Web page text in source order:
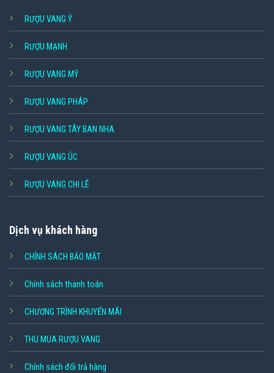
RƯỢU VANG Ý
RƯỢU MẠNH
RƯỢU VANG MỸ
RƯỢU VANG PHÁP
RƯỢU VANG TÂY BAN NHA
RƯỢU VANG ÚC
RƯỢU VANG CHI LÊ
Dịch vụ khách hàng
CHÍNH SÁCH BẢO MẬT
Chính sách thanh toán
CHƯƠNG TRÌNH KHUYẾN MÃI
THU MUA RƯỢU VANG
Chính sách đổi trả hàng